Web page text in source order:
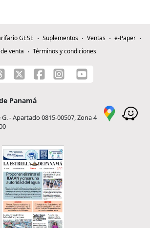
GESE Suplementos Ventas
e-Paper
venta
Términos y condiciones
Panamá
- Apartado 0815-00507, Zona 4